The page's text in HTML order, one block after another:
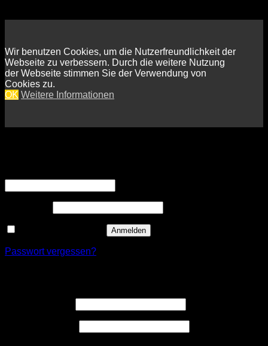
Wir benutzen Cookies, um die Nutzerfreundlichkeit der
Webseite zu verbessern. Durch die weitere Nutzung
der Webseite stimmen Sie der Verwendung von
Cookies zu.
OK Weitere Informationen
Anmelden
Passwort vergessen?